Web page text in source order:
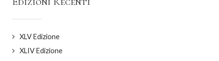
XLV Edizione
XLIV Edizione